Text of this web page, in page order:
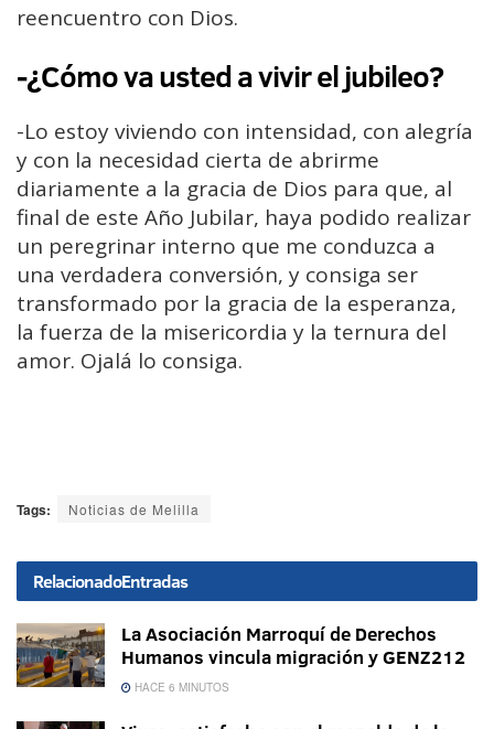
reencuentro con Dios.
-¿Cómo va usted a vivir el jubileo?
-Lo estoy viviendo con intensidad, con alegría
y con la necesidad cierta de abrirme
diariamente a la gracia de Dios para que, al
final de este Año Jubilar, haya podido realizar
un peregrinar interno que me conduzca a
una verdadera conversión, y consiga ser
transformado por la gracia de la esperanza,
la fuerza de la misericordia y la ternura del
amor. Ojalá lo consiga.
Tags: Noticias de Melilla
RelacionadoEntradas
La Asociación Marroquí de Derechos
Humanos vincula migración y GENZ212
HACE 6 MINUTOS